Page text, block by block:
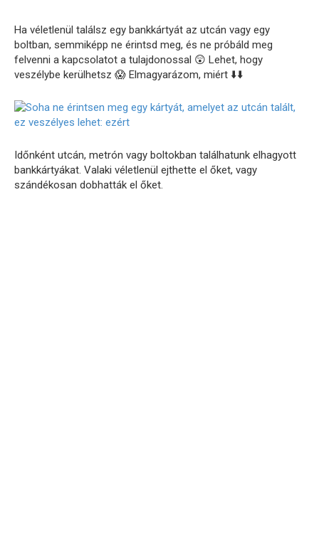
Ha véletlenül találsz egy bankkártyát az utcán vagy egy
boltban, semmiképp ne érintsd meg, és ne próbáld meg
felvenni a kapcsolatot a tulajdonossal 😲 Lehet, hogy
veszélybe kerülhetsz 😱 Elmagyarázom, miért ⬇️⬇️
Időnként utcán, metrón vagy boltokban találhatunk elhagyott
bankkártyákat. Valaki véletlenül ejthette el őket, vagy
szándékosan dobhatták el őket.